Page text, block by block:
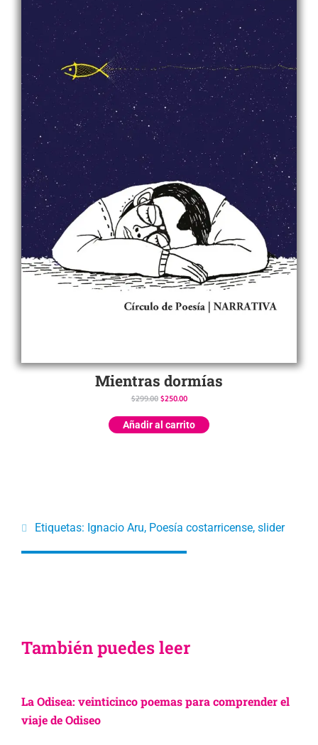
Mientras dormías
$299.00 $250.00
Añadir al carrito
Etiquetas: Ignacio Aru, Poesía costarricense, slider
También puedes leer
La Odisea: veinticinco poemas para comprender el
viaje de Odiseo